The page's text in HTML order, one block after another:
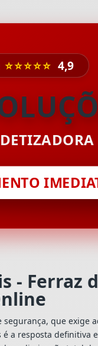
⭐⭐⭐⭐⭐ 4,9
- Ferraz
que exige
é a resposta